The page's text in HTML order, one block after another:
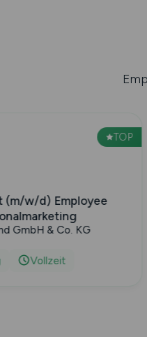
TOP
(m/w/d) Employee
GmbH & Co. KG
Vollzeit